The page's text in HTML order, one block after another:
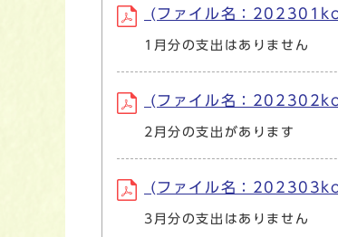
(ファイル名：
1月分の支出はありません
(ファイル名：
2月分の支出があります
(ファイル名：
3月分の支出はありません